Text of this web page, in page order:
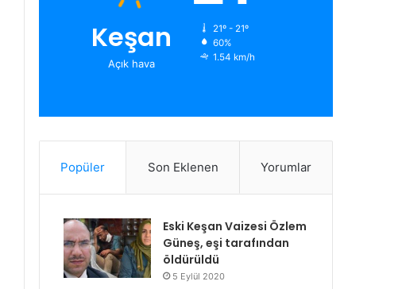
Keşan
Açık hava
21º - 21º
60%
1.54 km/h
Popüler Son Eklenen Yorumlar
Eski Keşan Vaizesi Özlem
Güneş, eşi tarafından
öldürüldü
5 Eylül 2020